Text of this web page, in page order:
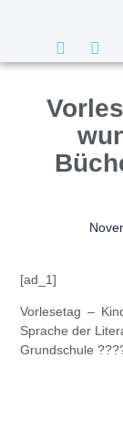
[ad_1]
Vorlesetag –
Sprache der
Grundschule